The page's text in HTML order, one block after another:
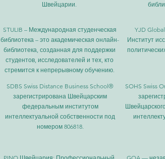
Швейцарии.
STULIB – Международная студенческая
библиотека – это академическая онлайн-
библиотека, созданная для поддержки
студентов, исследователей и тех, кто
стремится к непрерывному обучению.
YJD
Институт
SDBS Swiss Distance Business School®
зарегистрирована Швейцарским
федеральным институтом
интеллектуальной собственности под
номером 806818.
SOHS Swiss